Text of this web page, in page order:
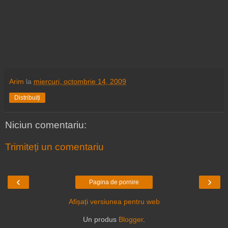
Arim la miercuri, octombrie 14, 2009
Distribuiți
Niciun comentariu:
Trimiteți un comentariu
‹ ›
Pagina de pornire
Afișați versiunea pentru web
Un produs Blogger.